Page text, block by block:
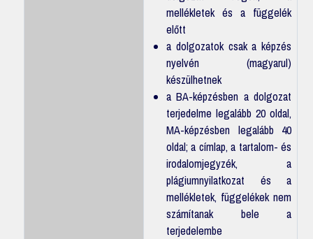
mellékletek és a függelék
előtt
a dolgozatok csak a képzés
nyelvén (magyarul)
készülhetnek
a BA-képzésben a dolgozat
terjedelme legalább 20 oldal,
MA-képzésben legalább 40
oldal; a címlap, a tartalom- és
irodalomjegyzék, a
plágiumnyilatkozat és a
mellékletek, függelékek nem
számítanak bele a
terjedelembe